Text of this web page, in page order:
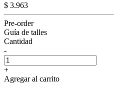
$ 3.963
Pre-order
Guía de talles
Cantidad
-
+
Agregar al carrito